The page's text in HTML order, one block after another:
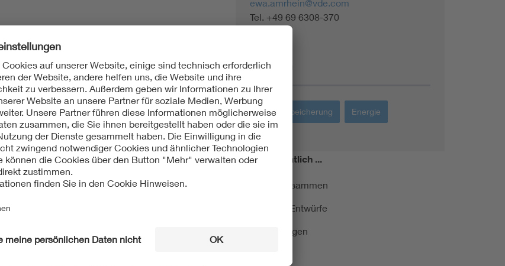
ewa.amrhein@vde.com
Tel. +49 69 6308-370
Themen
Energiespeicherung Energie
Mit unserem DKE Newsletter sind Sie immer top informiert! Monatlich ...
fassen wir die wichtigsten Entwicklungen in der Normung kurz zusammen
berichten wir über aktuelle Arbeitsergebnisse, Publikationen und Entwürfe
informieren wir Sie bereits frühzeitig über zukünftige Veranstaltungen